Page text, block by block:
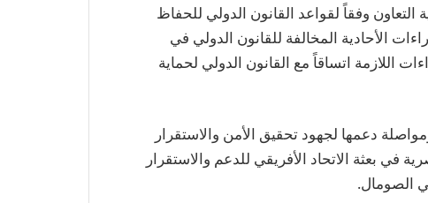
وفقاً لقواعد القانون الدولي للحفاظ
الأحادية المخالفة للقانون الدولي في
اتساقاً مع القانون الدولي لحماية
دعمها لجهود تحقيق الأمن والاستقرار
في بعثة الاتحاد الأفريقي للدعم والاستقرار